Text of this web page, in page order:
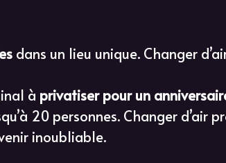
dans un lieu unique. Changer
à privatiser pour un
20 personnes. Changer d’air
inoubliable.